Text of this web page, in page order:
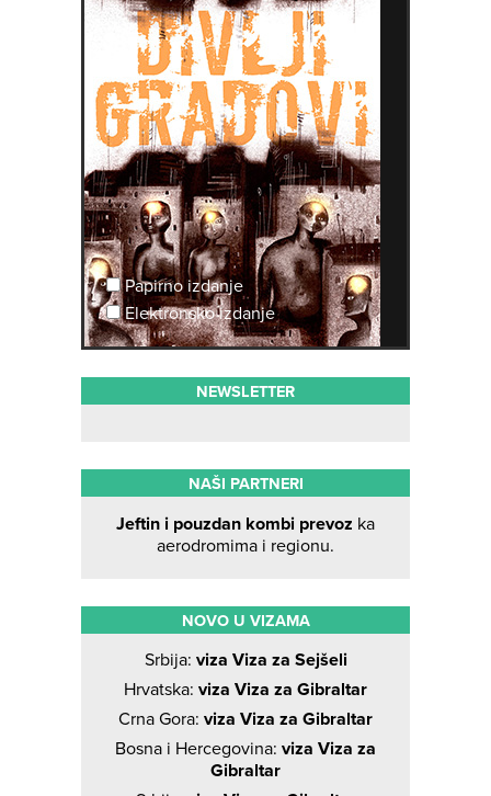
Papirno izdanje
Elektronsko izdanje
NEWSLETTER
NAŠI PARTNERI
Jeftin i pouzdan kombi prevoz ka
aerodromima i regionu.
NOVO U VIZAMA
Srbija: viza Viza za Sejšeli
Hrvatska: viza Viza za Gibraltar
Crna Gora: viza Viza za Gibraltar
Bosna i Hercegovina: viza Viza za
Gibraltar